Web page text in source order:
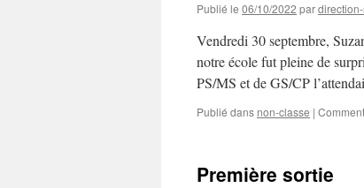
Publié le 06/10/2022 par
Vendredi 30 septembre,
notre école fut pleine de
PS/MS et de GS/CP
Publié dans non-classe |
Première sortie